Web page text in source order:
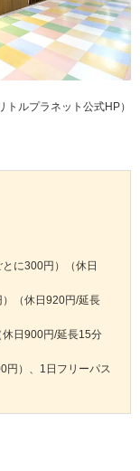
トルプラネット公式HP）
に300円）（休日
（休日920円/延長
日900円/延長15分
円）、1日フリーパス